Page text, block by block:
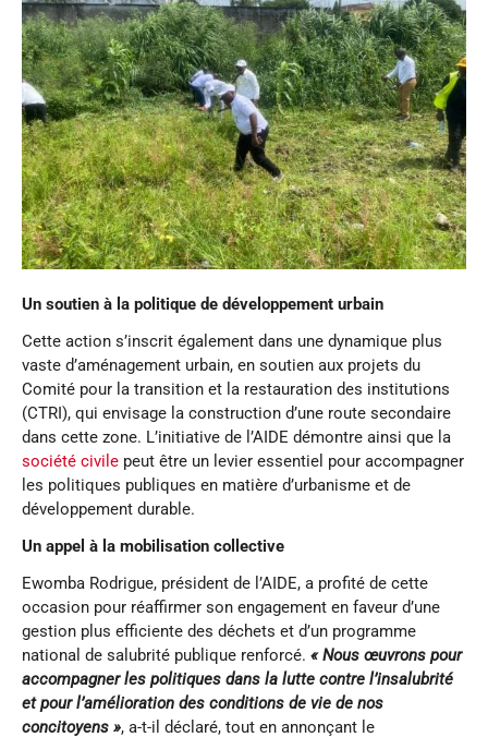
Un soutien à la politique de développement urbain
Cette action s’inscrit également dans une dynamique plus
vaste d’aménagement urbain, en soutien aux projets du
Comité pour la transition et la restauration des institutions
(CTRI), qui envisage la construction d’une route secondaire
dans cette zone. L’initiative de l’AIDE démontre ainsi que la
société civile peut être un levier essentiel pour accompagner
les politiques publiques en matière d’urbanisme et de
développement durable.
Un appel à la mobilisation collective
Ewomba Rodrigue, président de l’AIDE, a profité de cette
occasion pour réaffirmer son engagement en faveur d’une
gestion plus efficiente des déchets et d’un programme
national de salubrité publique renforcé. « Nous œuvrons pour
accompagner les politiques dans la lutte contre l’insalubrité
et pour l’amélioration des conditions de vie de nos
concitoyens », a-t-il déclaré, tout en annonçant le